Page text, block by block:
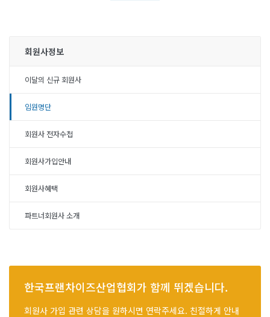
회원사정보
이달의 신규 회원사
임원명단
회원사 전자수첩
회원사가입안내
회원사혜택
파트너회원사 소개
한국프랜차이즈산업협회가 함께 뛰겠습니다.
회원사 가입 관련 상담을 원하시면 연락주세요. 친절하게 안내